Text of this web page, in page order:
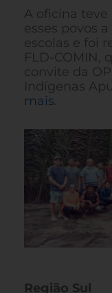
A oficina
esses povos
escolas e foi
FLD-COMIN,
convite da
Indígenas
mais.
Região Sul